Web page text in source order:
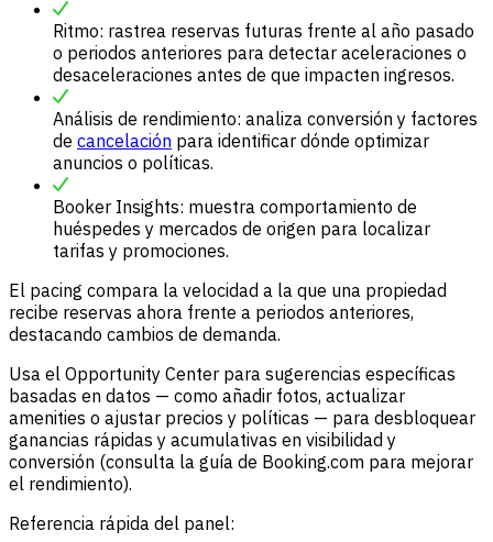
Ritmo: rastrea reservas futuras frente al año pasado
o periodos anteriores para detectar aceleraciones o
desaceleraciones antes de que impacten ingresos.
Análisis de rendimiento: analiza conversión y factores
de cancelación para identificar dónde optimizar
anuncios o políticas.
Booker Insights: muestra comportamiento de
huéspedes y mercados de origen para localizar
tarifas y promociones.
El pacing compara la velocidad a la que una propiedad
recibe reservas ahora frente a periodos anteriores,
destacando cambios de demanda.
Usa el Opportunity Center para sugerencias específicas
basadas en datos — como añadir fotos, actualizar
amenities o ajustar precios y políticas — para desbloquear
ganancias rápidas y acumulativas en visibilidad y
conversión (consulta la guía de Booking.com para mejorar
el rendimiento).
Referencia rápida del panel: